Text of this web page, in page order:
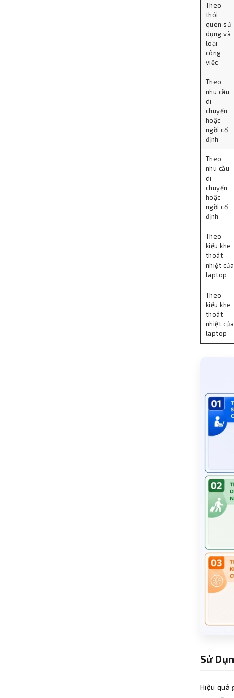
Theo
thói
quen sử
dụng và
loại
công
việc
Theo
nhu cầu
di
chuyển
hoặc
ngồi cố
định
Theo
nhu cầu
di
chuyển
hoặc
ngồi cố
định
Theo
kiểu khe
thoát
nhiệt của
laptop
Theo
kiểu khe
thoát
nhiệt của
laptop
Sử
Hiệu quả